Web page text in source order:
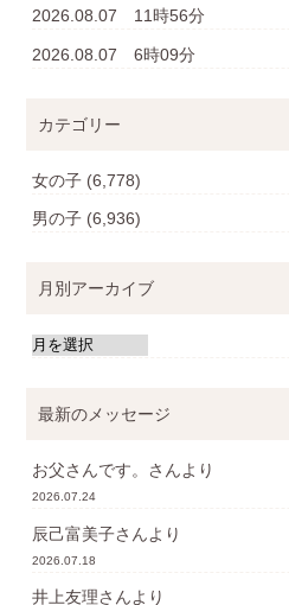
2026.08.07 11時56分
2026.08.07 6時09分
カテゴリー
女の子 (6,778)
男の子 (6,936)
月別アーカイブ
最新のメッセージ
お父さんです。 さんより
2026.07.24
辰己富美子さんより
2026.07.18
井上友理さんより